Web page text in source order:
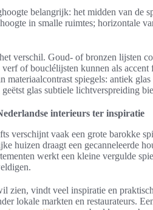
belangrijk: het midden van de
in smalle ruimtes; horizontale
verschil. Goud- of bronzen lijsten
verf of bouclélijsten kunnen als
materiaalcontrast spiegels: antiek
glas subtiele lichtverspreiding
interieurs ter inspiratie
verschijnt vaak een grote barokke
huizen draagt een gecanneleerde
werkt een kleine vergulde
zien, vindt veel inspiratie en
lokale markten en restaurateurs.